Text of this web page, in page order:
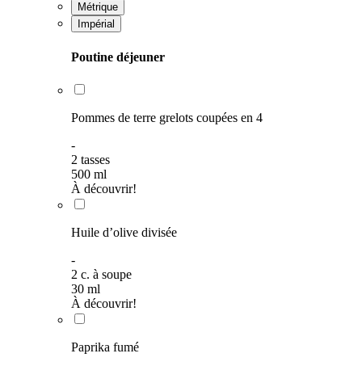
Métrique
Impérial
Poutine déjeuner
Pommes de terre grelots coupées en 4
-
2 tasses
500 ml
À découvrir!
Huile d’olive divisée
-
2 c. à soupe
30 ml
À découvrir!
Paprika fumé